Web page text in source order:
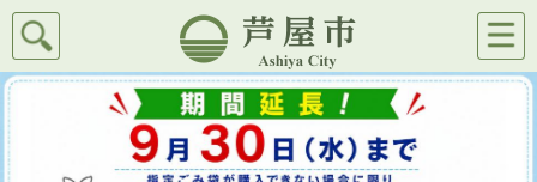
芦屋市
検索
メニ
ュー